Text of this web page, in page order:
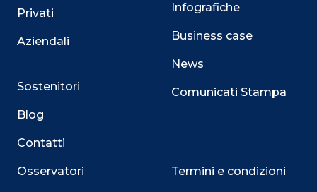
Privati
Aziendali
Sostenitori
Blog
Contatti
Osservatori
Infografiche
Business case
News
Comunicati Stampa
Termini e condizioni